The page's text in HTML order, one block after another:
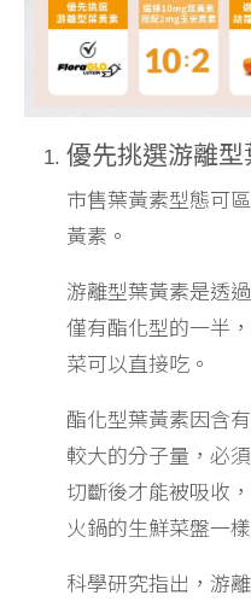
優先挑選游離型
市售葉黃素型態可
黃素。
游離型葉黃素是透
僅有酯化型的一半
菜可以直接吃。
酯化型葉黃素因含
較大的分子量，必
切斷後才能被吸收
火鍋的生鮮菜盤一樣
科學研究指出，游